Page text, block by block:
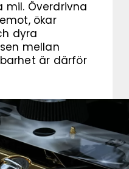
Överdrivna
ökar
dyra
mellan
är därför